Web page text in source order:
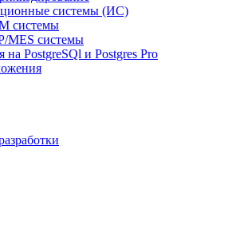
системы (ИС)
системы
MES системы
на PostgreSQl и Postgres Pro